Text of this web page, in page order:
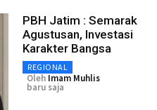
PBH Jatim : Semarak
Agustusan, Investasi
Karakter Bangsa
REGIONAL
Oleh Imam Muhlis
baru saja